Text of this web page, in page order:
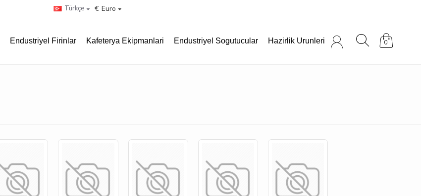
Türkçe € Euro
Endustriyel Firinlar Kafeterya Ekipmanlari Endustriyel Sogutucular Hazirlik Urunleri 0